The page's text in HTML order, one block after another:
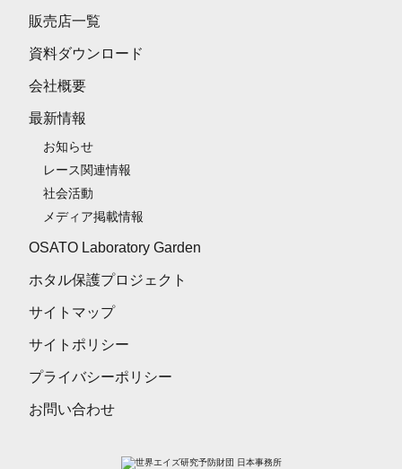
販売店一覧
資料ダウンロード
会社概要
最新情報
お知らせ
レース関連情報
社会活動
メディア掲載情報
OSATO Laboratory Garden
ホタル保護プロジェクト
サイトマップ
サイトポリシー
プライバシーポリシー
お問い合わせ